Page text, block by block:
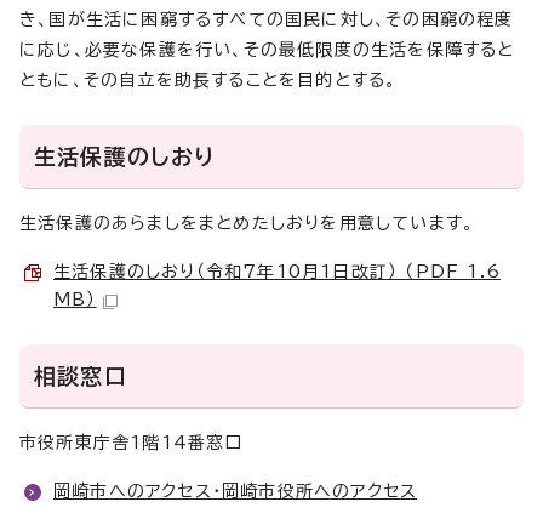
き、国が生活に困窮するすべての国民に対し、その困窮の程度
に応じ、必要な保護を行い、その最低限度の生活を保障すると
ともに、その自立を助長することを目的とする。
生活保護のしおり
生活保護のあらましをまとめたしおりを用意しています。
生活保護のしおり（令和7年10月1日改訂） （PDF 1.6
MB）
相談窓口
市役所東庁舎1階14番窓口
岡崎市へのアクセス・岡崎市役所へのアクセス